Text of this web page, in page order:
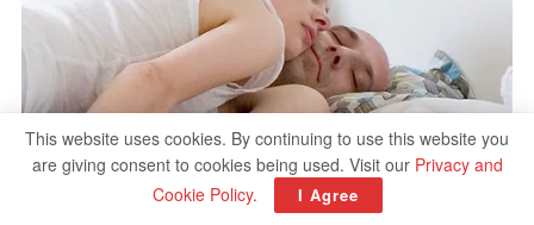
This website uses cookies. By continuing to use this website you
are giving consent to cookies being used. Visit our Privacy and
Cookie Policy. I Agree